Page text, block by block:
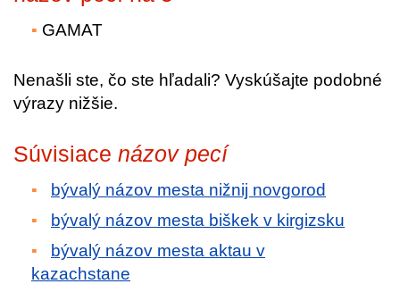
GAMAT
Nenašli ste, čo ste hľadali? Vyskúšajte podobné
výrazy nižšie.
Súvisiace názov pecí
bývalý názov mesta nižnij novgorod
bývalý názov mesta biškek v kirgizsku
bývalý názov mesta aktau v
kazachstane